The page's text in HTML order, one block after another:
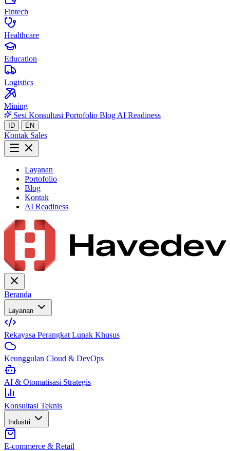
Fintech
Healthcare
Education
Logistics
Mining
Sesi Konsultasi Portofolio Blog AI Readiness
ID EN
Kontak Sales
Layanan
Portofolio
Blog
Kontak
AI Readiness
Beranda
Layanan
Rekayasa Perangkat Lunak Khusus
Keunggulan Cloud & DevOps
AI & Otomatisasi Strategis
Konsultasi Teknis
Industri
E-commerce & Retail